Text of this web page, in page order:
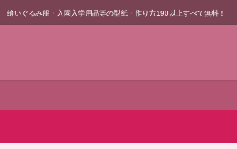
縫いぐるみ服・入園入学用品等の型紙・作り方190以上すべて無料！